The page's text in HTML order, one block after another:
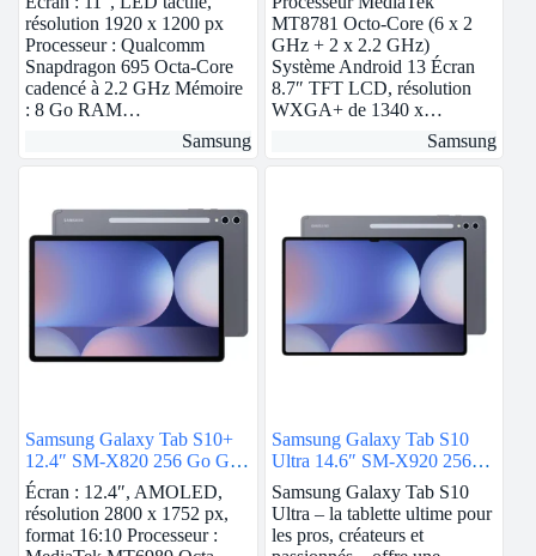
résolution 1920 x 1200 px
Processeur : Qualcomm
Snapdragon 695 Octa-Core
cadencé à 2.2 GHz Mémoire
: 8 Go RAM…
Samsung
MT8781 Octo-Core (6 x 2
GHz + 2 x 2.2 GHz)
Système Android 13 Écran
8.7″ TFT LCD, résolution
WXGA+ de 1340 x…
Samsung
Samsung Galaxy Tab S10+
12.4″ SM-X820 256 Go Gris
Wi-Fi
Écran : 12.4″, AMOLED,
résolution 2800 x 1752 px,
format 16:10 Processeur :
Samsung Galaxy Tab S10
Ultra 14.6″ SM-X920 256
Go Gris Wi-Fi
Samsung Galaxy Tab S10
Ultra – la tablette ultime pour
les pros, créateurs et